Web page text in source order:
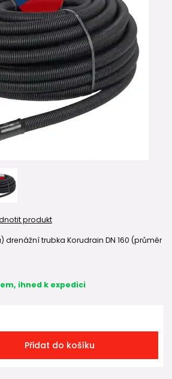
produkt
trubka Korudrain DN 160 (průměr
ihned k expedici
Přidat do košíku